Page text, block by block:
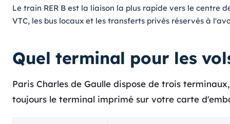
Le train RER B est la liaison la plus rapide vers le
VTC, les bus locaux et les transferts privés réservés à
Quel terminal pour les
Paris Charles de Gaulle dispose de trois
toujours le terminal imprimé sur votre carte